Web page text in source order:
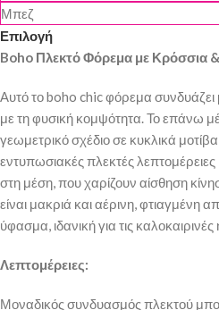
Μπεζ
Επιλογή
Boho Πλεκτό Φόρεμα με Κρόσσια
Αυτό το boho chic φόρεμα συνδυάζει
με τη φυσική κομψότητα. Το επάνω
γεωμετρικό σχέδιο σε κυκλικά μοτίβα
εντυπωσιακές πλεκτές λεπτομέρειες
στη μέση, που χαρίζουν αίσθηση
είναι μακριά και αέρινη,
ύφασμα, ιδανική για τις
Λεπτομέρειες:
Μοναδικός συνδυασμός πλεκτού